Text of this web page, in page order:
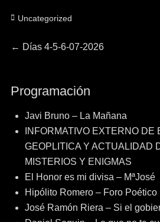
Categorías
Uncategorized
Navegación
entradas
← Entrada
Días 4-5-6-07-2026
Programación
Javi Bruno – La Mañana
INFORMATIVO EXTERNO DE
GEOPLITICA Y ACTUALIDAD
MISTERIOS Y ENIGMAS
El Honor es mi divisa – MªJosé
Hipólito Romero – Foro Poético
José Ramón Riera – Si el